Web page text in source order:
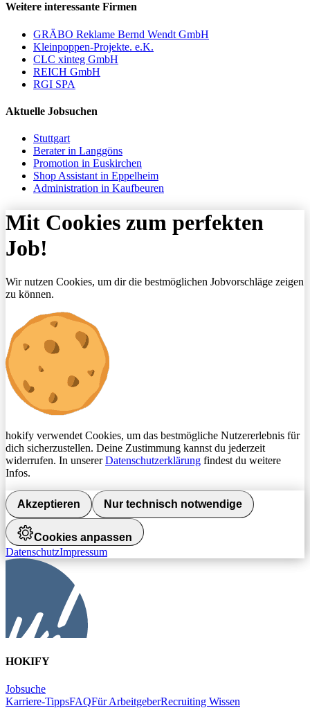
Weitere interessante Firmen
GRÄBO Reklame Bernd Wendt GmbH
Kleinpoppen-Projekte. e.K.
CLC xinteg GmbH
REICH GmbH
RGI SPA
Aktuelle Jobsuchen
Stuttgart
Berater in Langgöns
Promotion in Euskirchen
Shop Assistant in Eppelheim
Administration in Kaufbeuren
Mit Cookies zum perfekten
Job!
Wir nutzen Cookies, um dir die bestmöglichen Jobvorschläge zeigen
zu können.
hokify verwendet Cookies, um das bestmögliche Nutzererlebnis für
dich sicherzustellen. Deine Zustimmung kannst du jederzeit
widerrufen. In unsererDatenschutzerklärung findest du weitere
Infos.
Akzeptieren Nur technisch notwendige
Cookies anpassen
DatenschutzImpressum
HOKIFY
Jobsuche
Karriere-TippsFAQFür ArbeitgeberRecruiting Wissen